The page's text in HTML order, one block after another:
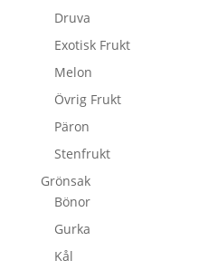
Druva
Exotisk Frukt
Melon
Övrig Frukt
Päron
Stenfrukt
Grönsak
Bönor
Gurka
Kål